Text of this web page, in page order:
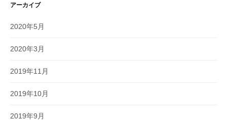
アーカイブ
2020年5月
2020年3月
2019年11月
2019年10月
2019年9月